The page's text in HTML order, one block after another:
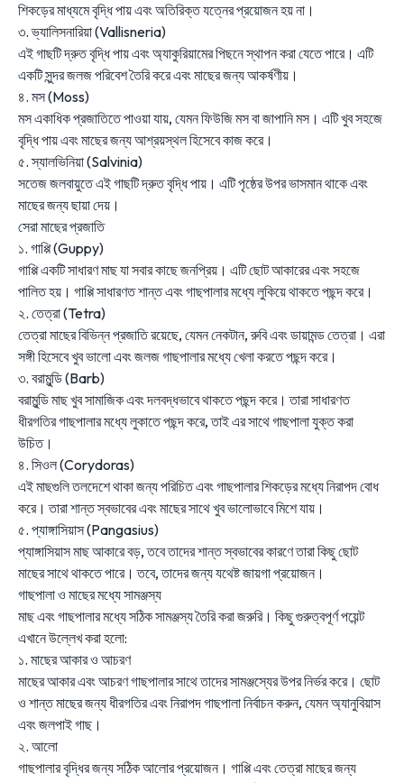
শিকড়ের মাধ্যমে বৃদ্ধি পায় এবং অতিরিক্ত যত্নের প্রয়োজন হয় না।
৩. ভ্যালিসনারিয়া (Vallisneria)
এই গাছটি দ্রুত বৃদ্ধি পায় এবং অ্যাকুরিয়ামের পিছনে স্থাপন করা যেতে পারে। এটি
একটি সুন্দর জলজ পরিবেশ তৈরি করে এবং মাছের জন্য আকর্ষণীয়।
৪. মস (Moss)
মস একাধিক প্রজাতিতে পাওয়া যায়, যেমন ফিউজি মস বা জাপানি মস। এটি খুব সহজে
বৃদ্ধি পায় এবং মাছের জন্য আশ্রয়স্থল হিসেবে কাজ করে।
৫. স্যালভিনিয়া (Salvinia)
সতেজ জলবায়ুতে এই গাছটি দ্রুত বৃদ্ধি পায়। এটি পৃষ্ঠের উপর ভাসমান থাকে এবং
মাছের জন্য ছায়া দেয়।
সেরা মাছের প্রজাতি
১. গাপ্পি (Guppy)
গাপ্পি একটি সাধারণ মাছ যা সবার কাছে জনপ্রিয়। এটি ছোট আকারের এবং সহজে
পালিত হয়। গাপ্পি সাধারণত শান্ত এবং গাছপালার মধ্যে লুকিয়ে থাকতে পছন্দ করে।
২. তেত্রা (Tetra)
তেত্রা মাছের বিভিন্ন প্রজাতি রয়েছে, যেমন নেকটান, রুবি এবং ডায়ামন্ড তেত্রা। এরা
সঙ্গী হিসেবে খুব ভালো এবং জলজ গাছপালার মধ্যে খেলা করতে পছন্দ করে।
৩. বরামুন্ডি (Barb)
বরামুন্ডি মাছ খুব সামাজিক এবং দলবদ্ধভাবে থাকতে পছন্দ করে। তারা সাধারণত
ধীরগতির গাছপালার মধ্যে লুকাতে পছন্দ করে, তাই এর সাথে গাছপালা যুক্ত করা
উচিত।
৪. সিওল (Corydoras)
এই মাছগুলি তলদেশে থাকা জন্য পরিচিত এবং গাছপালার শিকড়ের মধ্যে নিরাপদ বোধ
করে। তারা শান্ত স্বভাবের এবং মাছের সাথে খুব ভালোভাবে মিশে যায়।
৫. প্যাঙ্গাসিয়াস (Pangasius)
প্যাঙ্গাসিয়াস মাছ আকারে বড়, তবে তাদের শান্ত স্বভাবের কারণে তারা কিছু ছোট
মাছের সাথে থাকতে পারে। তবে, তাদের জন্য যথেষ্ট জায়গা প্রয়োজন।
গাছপালা ও মাছের মধ্যে সামঞ্জস্য
মাছ এবং গাছপালার মধ্যে সঠিক সামঞ্জস্য তৈরি করা জরুরি। কিছু গুরুত্বপূর্ণ পয়েন্ট
এখানে উল্লেখ করা হলো:
১. মাছের আকার ও আচরণ
মাছের আকার এবং আচরণ গাছপালার সাথে তাদের সামঞ্জস্যের উপর নির্ভর করে। ছোট
ও শান্ত মাছের জন্য ধীরগতির এবং নিরাপদ গাছপালা নির্বাচন করুন, যেমন অ্যানুবিয়াস
এবং জলপাই গাছ।
২. আলো
গাছপালার বৃদ্ধির জন্য সঠিক আলোর প্রয়োজন। গাপ্পি এবং তেত্রা মাছের জন্য